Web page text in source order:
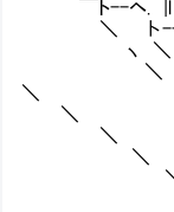
￣ト--ヘ. |l |
＼ 卜--| |Tヽ
ヽ ＼ ヽ! |
＼
＼ ヽ. |
＼
＼
＼